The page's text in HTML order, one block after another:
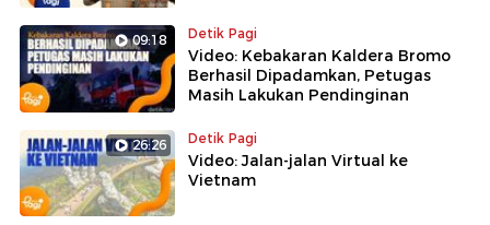
09:18 Detik Pagi
Video: Kebakaran Kaldera Bromo
Berhasil Dipadamkan, Petugas
Masih Lakukan Pendinginan
26:26 Detik Pagi
Video: Jalan-jalan Virtual ke
Vietnam